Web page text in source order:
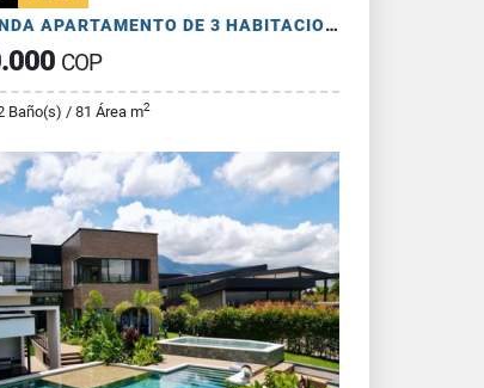
SE ARRIENDA APARTAMENTO DE 3 HABITACIONES - AV 19 NORTE
COP
Baño(s) / 81 Área m2